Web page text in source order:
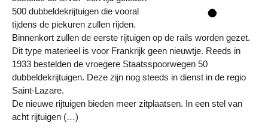
500 dubbeldekrijtuigen die vooral
tijdens de piekuren zullen rijden.
Binnenkort zullen de eerste rijtuigen op de rails worden gezet.
Dit type materieel is voor Frankrijk geen nieuwtje. Reeds in
1933 bestelden de vroegere Staatsspoorwegen 50
dubbeldekrijtuigen. Deze zijn nog steeds in dienst in de regio
Saint-Lazare.
De nieuwe rijtuigen bieden meer zitplaatsen. In een stel van
acht rijtuigen (…)